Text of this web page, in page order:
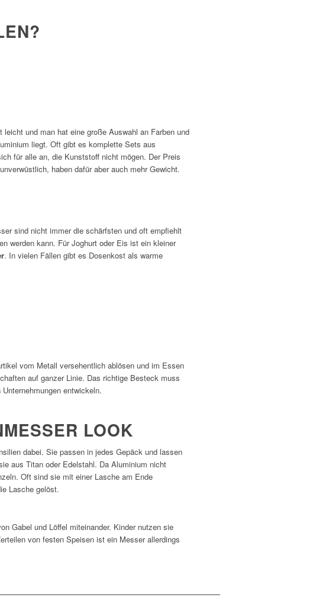
und man hat eine große Auswahl an Farben und
liegt. Oft gibt es komplette Sets aus
für alle an, die Kunststoff nicht mögen. Der Preis
haben dafür aber auch mehr Gewicht.
sind nicht immer die schärfsten und oft empfiehlt
werden kann. Für Joghurt oder Eis ist ein kleiner
. In vielen Fällen gibt es Dosenkost als warme
vom Metall versehentlich ablösen und im Essen
auf ganzer Linie. Das richtige Besteck muss
entwickeln.
LOOK
dabei. Sie passen in jedes Gepäck und lassen
aus Titan oder Edelstahl. Da Aluminium nicht
Oft sind sie mit einer Lasche am Ende
Lasche gelöst.
Gabel und Löffel miteinander. Kinder nutzen sie
von festen Speisen ist ein Messer allerdings